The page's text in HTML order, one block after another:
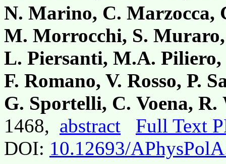
N. Marino, C. Marzocca,
M. Morrocchi, S.
L. Piersanti, M.A.
F. Romano, V. Rosso, P.
G. Sportelli, C. Voena,
1468, abstract
Full Text
DOI: 10.12693/